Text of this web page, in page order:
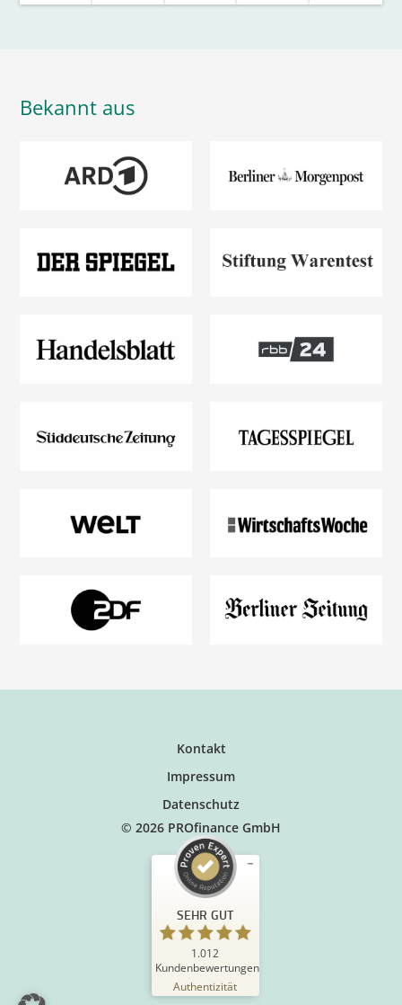
Bekannt aus
Kontakt
Impressum
Datenschutz
© 2026 PROfinance GmbH
SEHR GUT
1.012
Kundenbewertungen
Authentizität